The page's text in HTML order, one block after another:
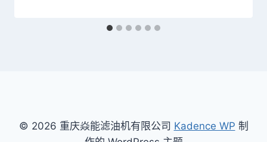
© 2026 重庆焱能滤油机有限公司 Kadence WP 制